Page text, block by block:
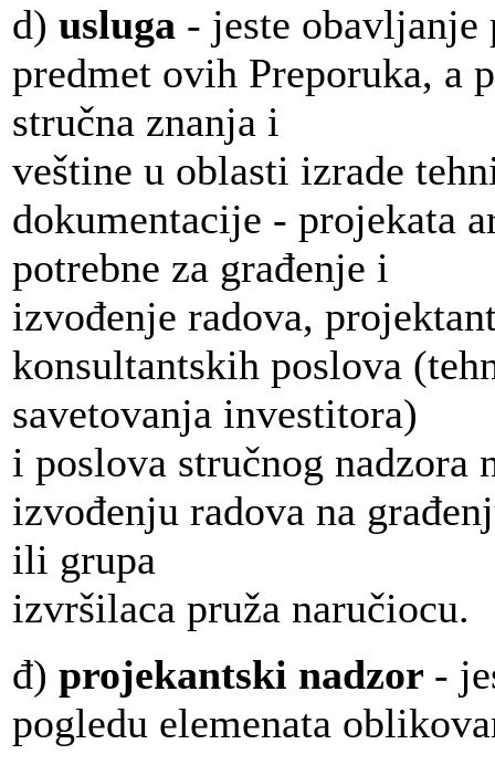
d) usluga - jeste
predmet ovih Preporuka, a
stručna znanja i
veštine u oblasti izrade
dokumentacije - projekata
potrebne za građenje i
izvođenje radova,
konsultantskih poslova
savetovanja investitora)
i poslova stručnog nadzora
izvođenju radova na
ili grupa
izvršilaca pruža naručiocu.
đ) projekantski nadzor -
pogledu elemenata